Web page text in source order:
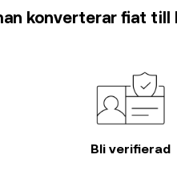
konverterar fiat
Bli verifierad